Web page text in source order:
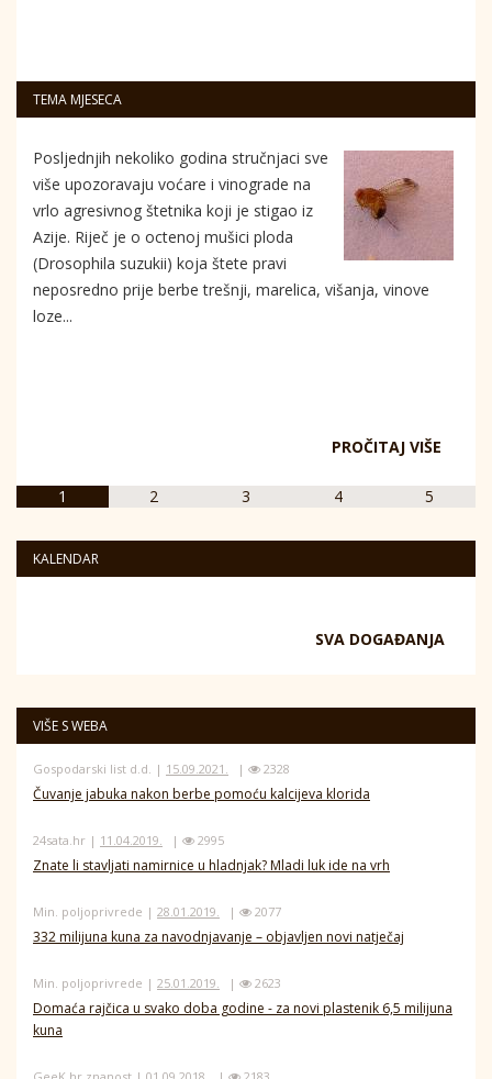
TEMA MJESECA
Posljednjih nekoliko godina stručnjaci sve
više upozoravaju voćare i vinograde na
vrlo agresivnog štetnika koji je stigao iz
Azije. Riječ je o octenoj mušici ploda
(Drosophila suzukii) koja štete pravi
neposredno prije berbe trešnji, marelica, višanja, vinove
loze...
PROČITAJ VIŠE
1 2 3 4 5
KALENDAR
SVA DOGAĐANJA
VIŠE S WEBA
Gospodarski list d.d. | 15.09.2021. | 2328
Čuvanje jabuka nakon berbe pomoću kalcijeva klorida
24sata.hr | 11.04.2019. | 2995
Znate li stavljati namirnice u hladnjak? Mladi luk ide na vrh
Min. poljoprivrede | 28.01.2019. | 2077
332 milijuna kuna za navodnjavanje – objavljen novi natječaj
Min. poljoprivrede | 25.01.2019. | 2623
Domaća rajčica u svako doba godine - za novi plastenik 6,5 milijuna
kuna